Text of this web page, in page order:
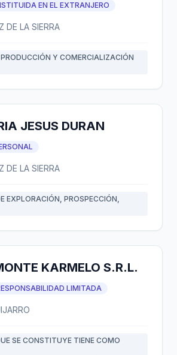
EN EL EXTRANJERO
DE LA SIERRA
Y COMERCIALIZACIÓN
JESUS DURAN
DE LA SIERRA
EXPLORACIÓN, PROSPECCIÓN,
KARMELO S.R.L.
LIMITADA
SE CONSTITUYE TIENE COMO